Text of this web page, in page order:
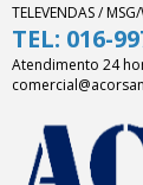
TELEVENDAS /
TEL: 016-
Atendimento 24